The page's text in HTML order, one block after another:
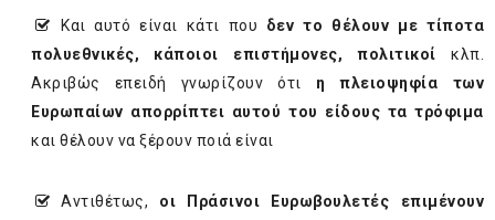
Και αυτό είναι κάτι που δεν το θέλουν με τίποτα
πολυεθνικές, κάποιοι επιστήμονες, πολιτικοί κλπ.
Ακριβώς επειδή γνωρίζουν ότι η πλειοψηφία των
Ευρωπαίων απορρίπτει αυτού του είδους τα τρόφιμα
και θέλουν να ξέρουν ποιά είναι
Αντιθέτως, οι Πράσινοι Ευρωβουλετές επιμένουν